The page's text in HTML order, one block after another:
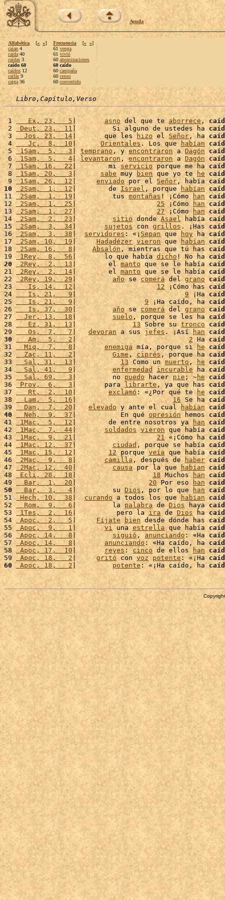
Ayuda
Alfabética [« »]
caían 4
caída 40
caídas 3
caído 60
caídos 12
caifás 9
caiga 36
Frecuencia [« »]
61 venga
61 vivió
60 abominaciones
60 caído
60 campaña
60 censo
60 convertido
Libro,Capítulo,Verso
1
   Ex, 23,   5
| asno del que te aborrece,
2 Deut, 23,  11 |         Si alguno de ustedes ha
3
  Jos, 23,  14
|       que les hizo el Señor , ha
4
   Jc,  8,  10
| Orientales. Los que habían
5
1Sam,  5,   3 | temprano , y encontraron a Dagón
6
1Sam,  5,   4 | levantaron , encontraron a Dagón
7 1Sam, 16,  22 |        mi servicio porque me ha
8
1Sam, 20,   3 | sabe muy bien que yo te he
9 1Sam, 26,  12 | enviado por el Señor , había
10
2Sam,  1,  12|        de Israel , porque habían
11 2Sam,  1,  19 |         tus montañas ! ¡Cómo han
12 2Sam,  1,  25 | 25 ¡Cómo han
13
2Sam,  1,  27| 27 ¡Cómo han
14 2Sam,  2,  23 | sitio donde Asael había
15 2Sam,  3,  34| sujetos con grillos . ¡Has
16
2Sam,  3,  38| servidores : «¡ Sepan que hoy ha
17 2Sam, 10,  19 | Hadadézer vieron que habían
18 2Sam, 16,   8 | Absalón , mientras que tú has
19 1Rey,  8,  56 |       lo que había dicho ! No ha
20
2Rey,  2,  13 |        el manto que se le había
21
2Rey,  2,  14|        el manto que se le había
22
2Rey, 19,  29| año se comerá del grano
23
   Is, 14,  12
| 12 ¡Cómo has
24
   Is, 21,   9
| 9 ¡Ha
25
   Is, 21,   9
| 9 ¡Ha caído, ha
26
   Is, 37,  30
| año se comerá del grano
27
  Jer, 13,  18
| suelo , porque se les ha
28
   Ez, 31,  13
| 13 Sobre su tronco
29
   Os,  7,   7
| devoran a sus jefes. ¡Así han
30
   Am,  5,   2
| 2 Ha
31
  Miq,  7,   8
| enemiga mía, porque si he
32
  Zac, 11,   2
| Gime , ciprés, porque ha
33
  Sal, 31,  13
| 13 Como un muerto , he
34
  Sal, 41,   9
| enfermedad incurable ha
35
  Sal, 69,   3
|         no puedo hacer pie ; ~he
36 Prov,  6,   3 |       para librarte , ya que has
37
   Rt,  2,  10
| exclamó : «¿Por qué te he
38
  Lam,  5,  16
| 16 Se ha
39
  Dan,  7,  20
| elevado y ante el cual habían
40
  Neh,  9,  37
|           En qué opresión hemos
41 1Mac,  5,  12 |        de entre nosotros ya han
42 1Mac,  7,  44 | soldados vieron que había
43 1Mac,  9,  21 | 21 «¡Cómo ha
44 1Mac, 12,  37| ciudad, porque se había
45 1Mac, 15,  12 | 12 porque veía que había
46 2Mac,  9,   8| camilla , después de haber
47
2Mac, 12,  40 | causa por la que habían
48 Ecli, 28,  18 | 18 Muchos han
49
  Bar,  1,  20
| 20 Por eso han
50
  Bar,  3,   4
|         su Dios , por lo que han
51 Hech, 10,  38 | curando a todos los que habían
52
  Rom,  9,   6
|         la palabra de Dios haya
53 1Tes,  2,  16 |          pero la ira de Dios ha
54 Apoc,  2,   5 | Fíjate bien desde dónde has
55
Apoc,  9,   1| vi una estrella que había
56 Apoc, 14,   8| siguió, anunciando: «Ha
57 Apoc, 14,   8| anunciando : «Ha caído, ha
58 Apoc, 17,  10 | reyes : cinco de ellos han
59 Apoc, 18,   2 | gritó con voz potente : «¡Ha
60
Apoc, 18,   2 | potente: «¡Ha caído, ha